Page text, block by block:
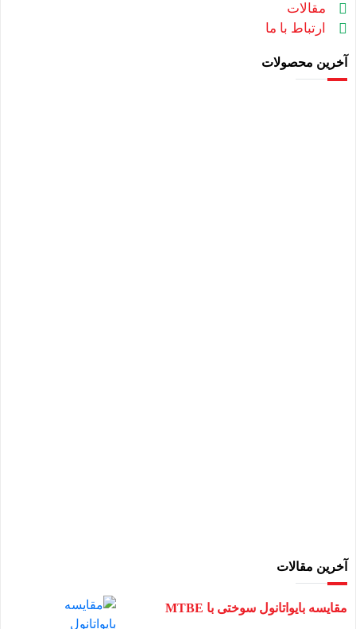
مقالات
ارتباط با ما
آخرین محصولات
آخرین مقالات
مقایسه بایواتانول سوختی با MTBE